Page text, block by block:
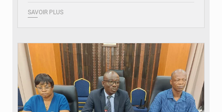
SAVOIR PLUS